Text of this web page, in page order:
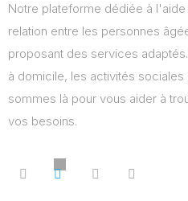
Notre plateforme dédiée à
relation entre les personnes
proposant des services
à domicile, les activités
sommes là pour vous aider à
vos besoins.